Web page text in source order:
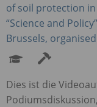
of soil protection
“Science and
Brussels,
Dies ist die